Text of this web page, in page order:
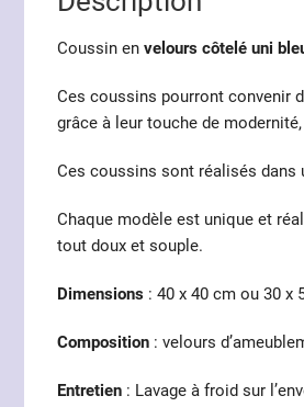
Coussin en velours côtelé uni
Ces coussins pourront convenir
grâce à leur touche de
Ces coussins sont réalisés dans
Chaque modèle est unique et
tout doux et souple.
Dimensions : 40 x 40 cm ou 30 x
Composition : velours
Entretien : Lavage à froid sur